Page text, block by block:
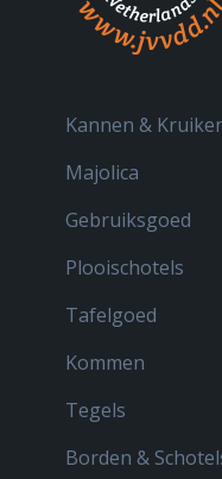
Kannen &
Majolica
Gebruiksgoed
Plooischotels
Tafelgoed
Kommen
Tegels
Borden &